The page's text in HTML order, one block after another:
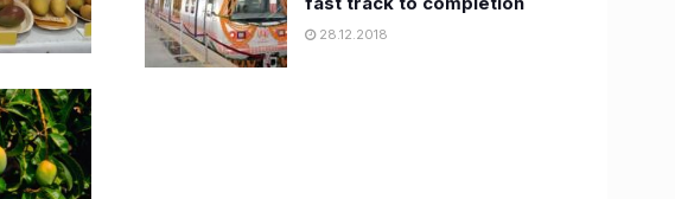
28.12.2018